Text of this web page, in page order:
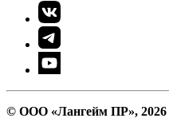
© ООО «Лангейм ПР», 2026